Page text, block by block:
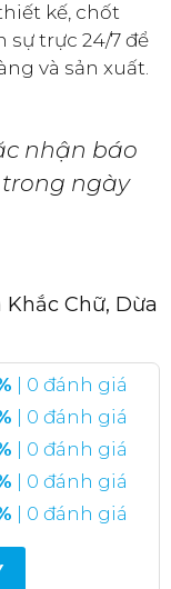
kế, chốt
trực 24/7 để
và sản xuất.
nhận báo
ngày
Chữ, Dừa
| 0 đánh giá
| 0 đánh giá
| 0 đánh giá
| 0 đánh giá
| 0 đánh giá